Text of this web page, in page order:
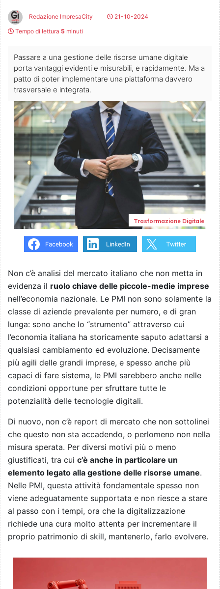
Redazione ImpresaCity
21-10-2024
Tempo di lettura 5 minuti
Passare a una gestione delle risorse umane digitale
porta vantaggi evidenti e misurabili, e rapidamente. Ma a
patto di poter implementare una piattaforma davvero
trasversale e integrata.
Trasformazione Digitale
Non c’è analisi del mercato italiano che non metta in
evidenza il ruolo chiave delle piccole-medie imprese
nell’economia nazionale. Le PMI non sono solamente la
classe di aziende prevalente per numero, e di gran
lunga: sono anche lo “strumento” attraverso cui
l’economia italiana ha storicamente saputo adattarsi a
qualsiasi cambiamento ed evoluzione. Decisamente
più agili delle grandi imprese, e spesso anche più
capaci di fare sistema, le PMI sarebbero anche nelle
condizioni opportune per sfruttare tutte le
potenzialità delle tecnologie digitali.
Di nuovo, non c’è report di mercato che non sottolinei
che questo non sta accadendo, o perlomeno non nella
misura sperata. Per diversi motivi più o meno
giustificati, tra cui c’è anche in particolare un
elemento legato alla gestione delle risorse umane.
Nelle PMI, questa attività fondamentale spesso non
viene adeguatamente supportata e non riesce a stare
al passo con i tempi, ora che la digitalizzazione
richiede una cura molto attenta per incrementare il
proprio patrimonio di skill, mantenerlo, farlo evolvere.